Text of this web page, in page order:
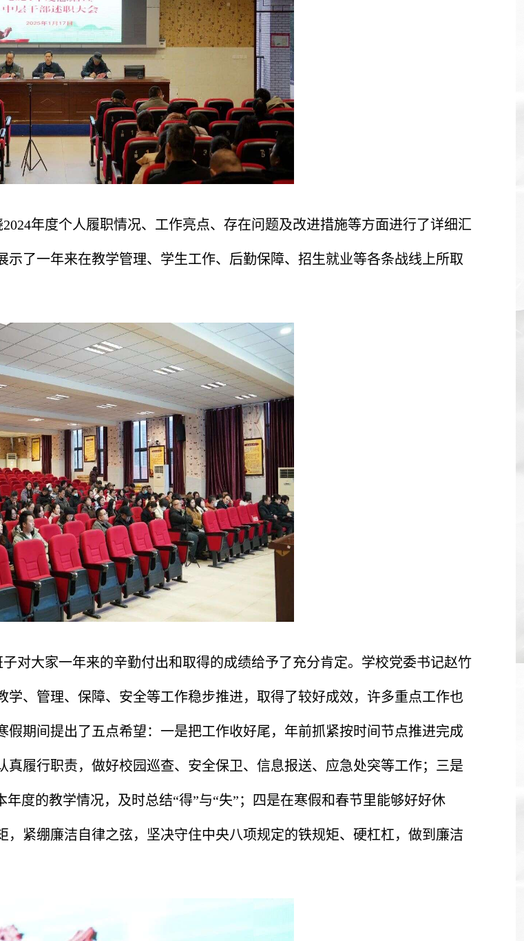
年度个人履职情况、工作亮点、存在问题及改进措施等方面进行了详细汇
了一年来在教学管理、学生工作、后勤保障、招生就业等各条战线上所取
对大家一年来的辛勤付出和取得的成绩给予了充分肯定。学校党委书记赵竹
、管理、保障、安全等工作稳步推进，取得了较好成效，许多重点工作也
期间提出了五点希望：一是把工作收好尾，年前抓紧按时间节点推进完成
履行职责，做好校园巡查、安全保卫、信息报送、应急处突等工作；三是
度的教学情况，及时总结“得”与“失”；四是在寒假和春节里能够好好休
紧绷廉洁自律之弦，坚决守住中央八项规定的铁规矩、硬杠杠，做到廉洁